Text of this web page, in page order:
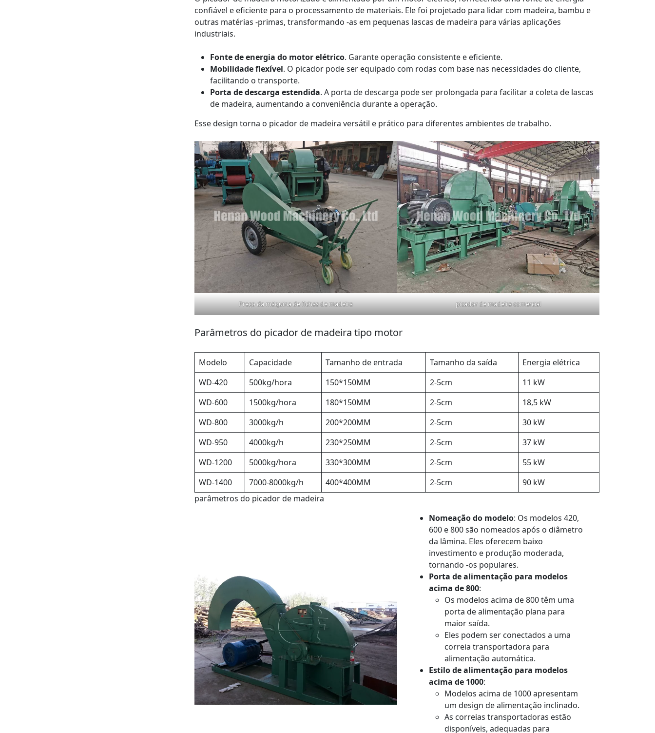
confiável e eficiente para o processamento de materiais. Ele foi projetado para lidar com madeira, bambu e
outras matérias -primas, transformando -as em pequenas lascas de madeira para várias aplicações
industriais.
Fonte de energia do motor elétrico. Garante operação consistente e eficiente.
Mobilidade flexível. O picador pode ser equipado com rodas com base nas necessidades do cliente,
facilitando o transporte.
Porta de descarga estendida. A porta de descarga pode ser prolongada para facilitar a coleta de lascas
de madeira, aumentando a conveniência durante a operação.
Esse design torna o picador de madeira versátil e prático para diferentes ambientes de trabalho.
Preço da máquina de fichas de madeira picador de madeira comercial
Parâmetros do picador de madeira tipo motor
Modelo Capacidade Tamanho de entrada Tamanho da saída
Energia elétrica
WD-420
500kg/hora 150*150MM 2-5cm
11 kW
WD-600
1500kg/hora 180*150MM 2-5cm
18,5 kW
WD-800
3000kg/h 200*200MM 2-5cm
30 kW
WD-950
4000kg/h 230*250MM 2-5cm
37 kW
WD-1200
5000kg/hora 330*300MM 2-5cm
55 kW
WD-1400
7000-8000kg/h 400*400MM 2-5cm
90 kW
parâmetros do picador de madeira
Nomeação do modelo: Os modelos 420,
600 e 800 são nomeados após o diâmetro
da lâmina. Eles oferecem baixo
investimento e produção moderada,
tornando -os populares.
Porta de alimentação para modelos
acima de 800:
Os modelos acima de 800 têm uma
porta de alimentação plana para
maior saída.
Eles podem ser conectados a uma
correia transportadora para
alimentação automática.
Estilo de alimentação para modelos
acima de 1000:
Modelos acima de 1000 apresentam
um design de alimentação inclinado.
As correias transportadoras estão
disponíveis, adequadas para